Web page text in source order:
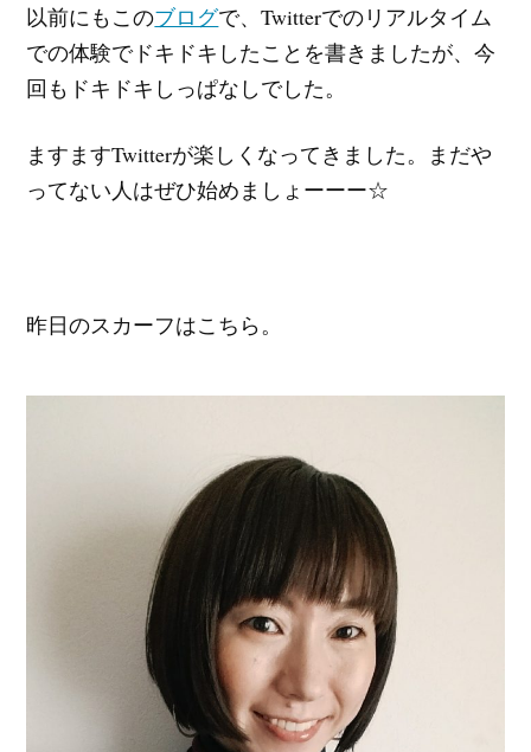
以前にもこのブログで、Twitterでのリアルタイム
での体験でドキドキしたことを書きましたが、今
回もドキドキしっぱなしでした。
ますますTwitterが楽しくなってきました。まだや
ってない人はぜひ始めましょーーー☆
昨日のスカーフはこちら。